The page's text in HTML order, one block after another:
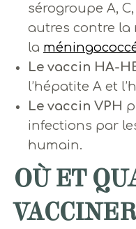
sérogroupe A,
autres contre la
la
Le vaccin HA-
l’hépatite A et
Le vaccin VPH
infections par
humain.
OÙ ET